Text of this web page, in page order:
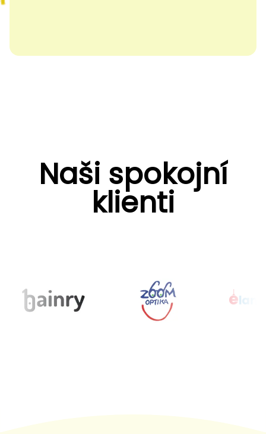
Naši spokojní
klienti